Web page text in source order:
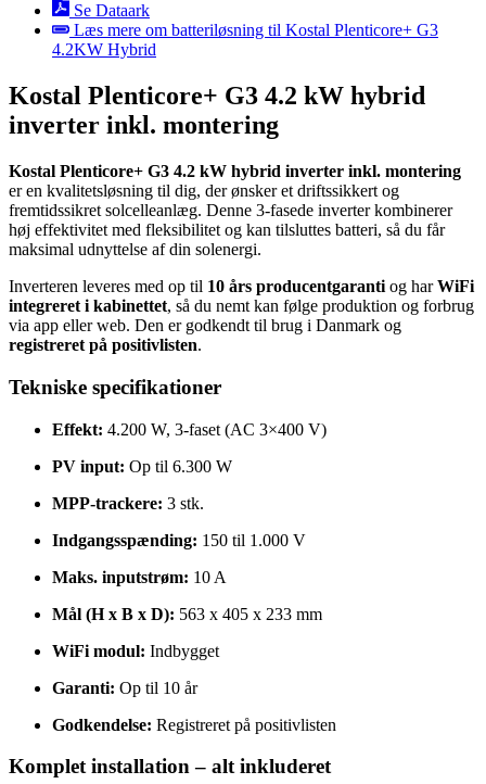
4.2KW
Hybrid
Se Dataark
Læs mere om batteriløsning til Kostal Plenticore+ G3
4.2KW Hybrid
Kostal Plenticore+ G3 4.2 kW hybrid
inverter inkl. montering
Kostal Plenticore+ G3 4.2 kW hybrid inverter inkl. montering
er en kvalitetsløsning til dig, der ønsker et driftssikkert og
fremtidssikret solcelleanlæg. Denne 3-fasede inverter kombinerer
høj effektivitet med fleksibilitet og kan tilsluttes batteri, så du får
maksimal udnyttelse af din solenergi.
Inverteren leveres med op til 10 års producentgaranti og harWiFi
integreret i kabinettet, så du nemt kan følge produktion og forbrug
via app eller web. Den er godkendt til brug i Danmark og
registreret på positivlisten.
Tekniske specifikationer
Effekt: 4.200 W, 3-faset (AC 3×400 V)
PV input: Op til 6.300 W
MPP-trackere: 3 stk.
Indgangsspænding: 150 til 1.000 V
Maks. inputstrøm: 10 A
Mål (H x B x D): 563 x 405 x 233 mm
WiFi modul: Indbygget
Garanti: Op til 10 år
Godkendelse: Registreret på positivlisten
Komplet installation – alt inkluderet